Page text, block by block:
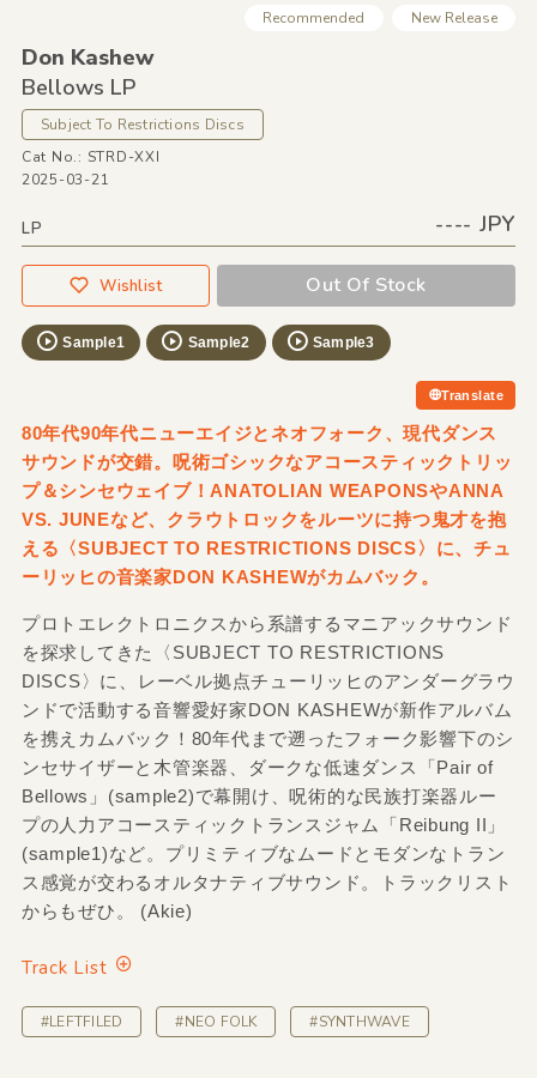
Recommended New Release
Don Kashew
Bellows LP
Subject To Restrictions Discs
Cat No.: STRD-XXI
2025-03-21
LP ---- JPY
Wishlist Out Of Stock
Sample1 Sample2 Sample3
Translate
80年代90年代ニューエイジとネオフォーク、現代ダンス
サウンドが交錯。呪術ゴシックなアコースティックトリッ
プ＆シンセウェイブ！ANATOLIAN WEAPONSやANNA
VS. JUNEなど、クラウトロックをルーツに持つ鬼才を抱
える〈SUBJECT TO RESTRICTIONS DISCS〉に、チュ
ーリッヒの音楽家DON KASHEWがカムバック。
プロトエレクトロニクスから系譜するマニアックサウンド
を探求してきた〈SUBJECT TO RESTRICTIONS
DISCS〉に、レーベル拠点チューリッヒのアンダーグラウ
ンドで活動する音響愛好家DON KASHEWが新作アルバム
を携えカムバック！80年代まで遡ったフォーク影響下のシ
ンセサイザーと木管楽器、ダークな低速ダンス「Pair of
Bellows」(sample2)で幕開け、呪術的な民族打楽器ルー
プの人力アコースティックトランスジャム「Reibung II」
(sample1)など。プリミティブなムードとモダンなトラン
ス感覚が交わるオルタナティブサウンド。トラックリスト
からもぜひ。 (Akie)
Track List
#LEFTFILED #NEO FOLK #SYNTHWAVE